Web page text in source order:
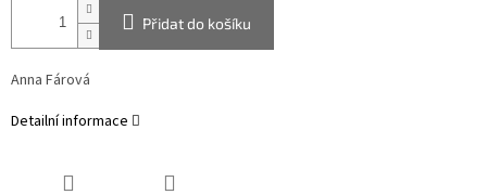
Přidat do košíku
Anna Fárová
Detailní informace